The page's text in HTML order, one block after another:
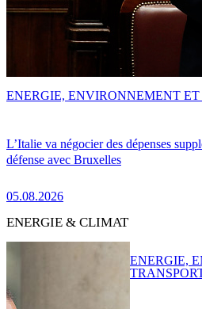
L’Italie va négocier des dépenses
défense avec Bruxelles
05.08.2026
ENERGIE, ENVIRONNEMENT ET
ENERGIE & CLIMAT
ENERGIE,